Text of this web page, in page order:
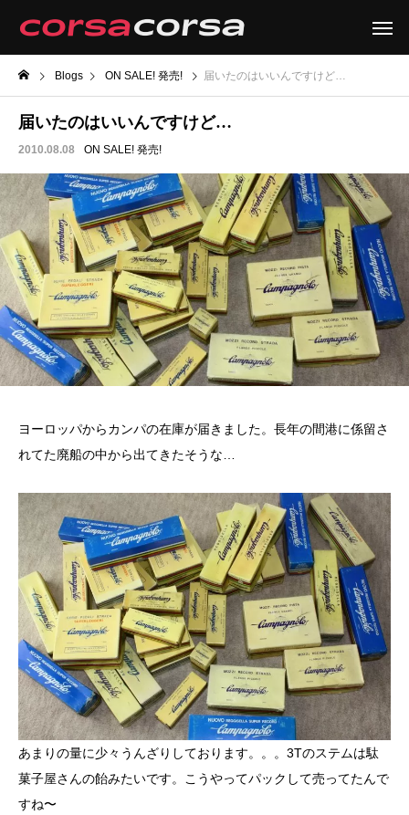
Blogs ON SALE! 発売! 届いたのはいいんですけど…
届いたのはいいんですけど…
2010.08.08 ON SALE! 発売!
ヨーロッパからカンパの在庫が届きました。長年の間港に係留さ
れてた廃船の中から出てきたそうな…
あまりの量に少々うんざりしております。。。3Tのステムは駄
菓子屋さんの飴みたいです。こうやってパックして売ってたんで
すね〜